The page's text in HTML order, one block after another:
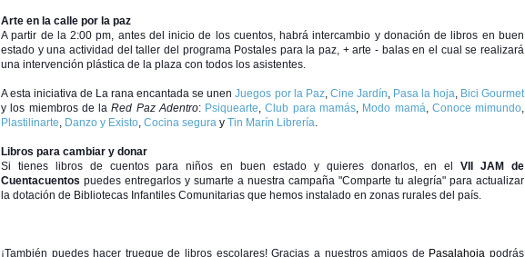
Arte en la calle por la paz
A partir de la 2:00 pm, antes del inicio de los cuentos, habrá intercambio y donación de libros en buen
estado y una actividad del taller del programa Postales para la paz, + arte - balas en el cual se realizará
una intervención plástica de la plaza con todos los asistentes.
A esta iniciativa de La rana encantada se unenJuegos por la Paz, Cine Jardín Pasa la hoja Bici Gourmet
y los miembros de laRed Paz Adentro: Psiquearte ,Club para mamás Modo mamá Conoce mimundo
Plastilinarte Danzo y Existo Cocina segura y Tin Marín Librería
Libros para cambiar y donar
Si tienes libros de cuentos para niños en buen estado y quieres donarlos, en elVII JAM de
Cuentacuentos puedes entregarlos y sumarte a nuestra campaña "Comparte tu alegría" para actualizar
la dotación de Bibliotecas Infantiles Comunitarias que hemos instalado en zonas rurales del país.
¡También puedes hacer trueque de libros escolares! Gracias a nuestros amigos de Pasalahoja podrás